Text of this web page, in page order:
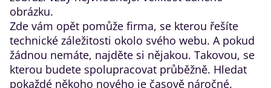
obrázku.
Zde vám opět pomůže firma, se kterou řešíte
technické záležitosti okolo svého webu. A pokud
žádnou nemáte, najděte si nějakou. Takovou, se
kterou budete spolupracovat průběžně. Hledat
pokaždé někoho nového je časově náročné.